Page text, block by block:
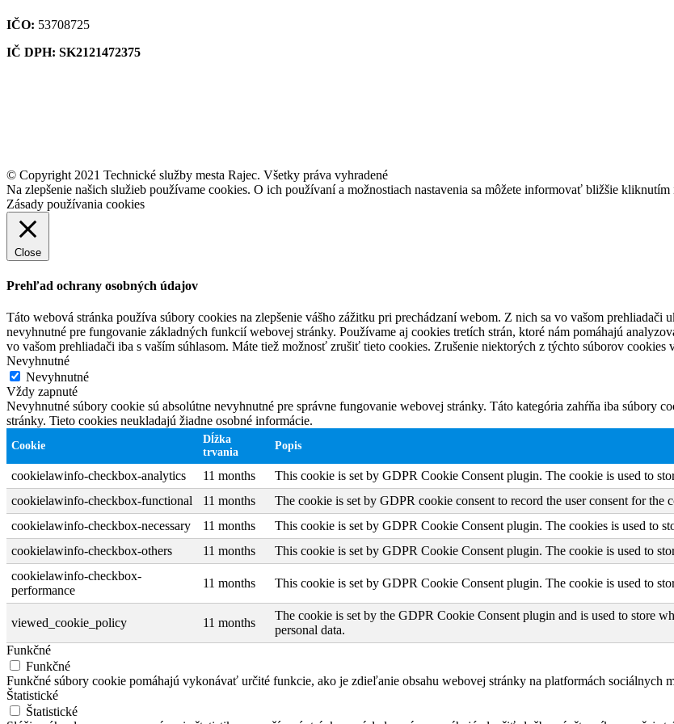
IČO: 53708725
IČ DPH: SK2121472375
© Copyright 2021 Technické služby mesta Rajec. Všetky práva vyhradené
Na zlepšenie našich služieb používame cookies. O ich používaní a možnostiach nastavenia sa môžete informovať bližšie kliknutím
Zásady používania cookies
Close
Prehľad ochrany osobných údajov
Táto webová stránka používa súbory cookies na zlepšenie vášho zážitku pri prechádzaní webom. Z nich sa vo vašom
nevyhnutné pre fungovanie základných funkcií webovej stránky. Používame aj cookies tretích strán, ktoré nám pomáhajú
vo vašom prehliadači iba s vaším súhlasom. Máte tiež možnosť zrušiť tieto cookies. Zrušenie niektorých z týchto súborov
Nevyhnutné
Nevyhnutné
Vždy zapnuté
Nevyhnutné súbory cookie sú absolútne nevyhnutné pre správne fungovanie webovej stránky. Táto kategória zahŕňa iba súbory
stránky. Tieto cookies neukladajú žiadne osobné informácie.
Cookie
Dĺžka
trvania
Popis
cookielawinfo-checkbox-analytics 11 months
This cookie is set by GDPR Cookie Consent plugin. The cookie is used to
cookielawinfo-checkbox-functional
11 months
The cookie is set by GDPR cookie consent to record the user consent for the
cookielawinfo-checkbox-necessary
11 months
This cookie is set by GDPR Cookie Consent plugin. The cookies is used to
cookielawinfo-checkbox-others
11 months
This cookie is set by GDPR Cookie Consent plugin. The cookie is used to
cookielawinfo-checkbox-
performance
11 months This cookie is set by GDPR Cookie Consent plugin. The cookie is used to
viewed_cookie_policy 11 months
The cookie is set by the GDPR Cookie Consent plugin and is used to store
personal data.
Funkčné
Funkčné
Funkčné súbory cookie pomáhajú vykonávať určité funkcie, ako je zdieľanie obsahu webovej stránky na platformách sociálnych
Štatistické
Štatistické